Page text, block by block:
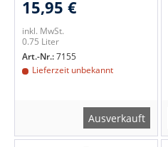
15,95 €
inkl. MwSt.
0.75 Liter
Art.-Nr.:7155
Lieferzeit unbekannt
Ausverkauft